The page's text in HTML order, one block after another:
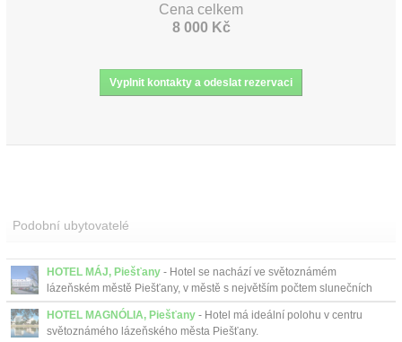
Cena celkem
8 000 Kč
Podobní ubytovatelé
HOTEL MÁJ, Piešťany - Hotel se nachází ve světoznámém
lázeňském městě Piešťany, v městě s největším počtem slunečních
dní v roce na Slovensku....
HOTEL MAGNÓLIA, Piešťany - Hotel má ideální polohu v centru
světoznámého lázeňského města Piešťany.